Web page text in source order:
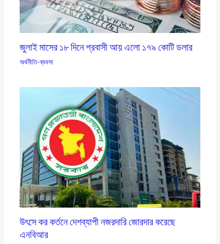
জুলাই মাসের ১৮ দিনে প্রবাসী আয় এলাে ১৭৯ কোটি ডলার
অর্থনীতি-ব্যবসা
উৎসে কর কর্তনে দেশব্যাপী নজরদারি জোরদার করেছে
এনবিআর